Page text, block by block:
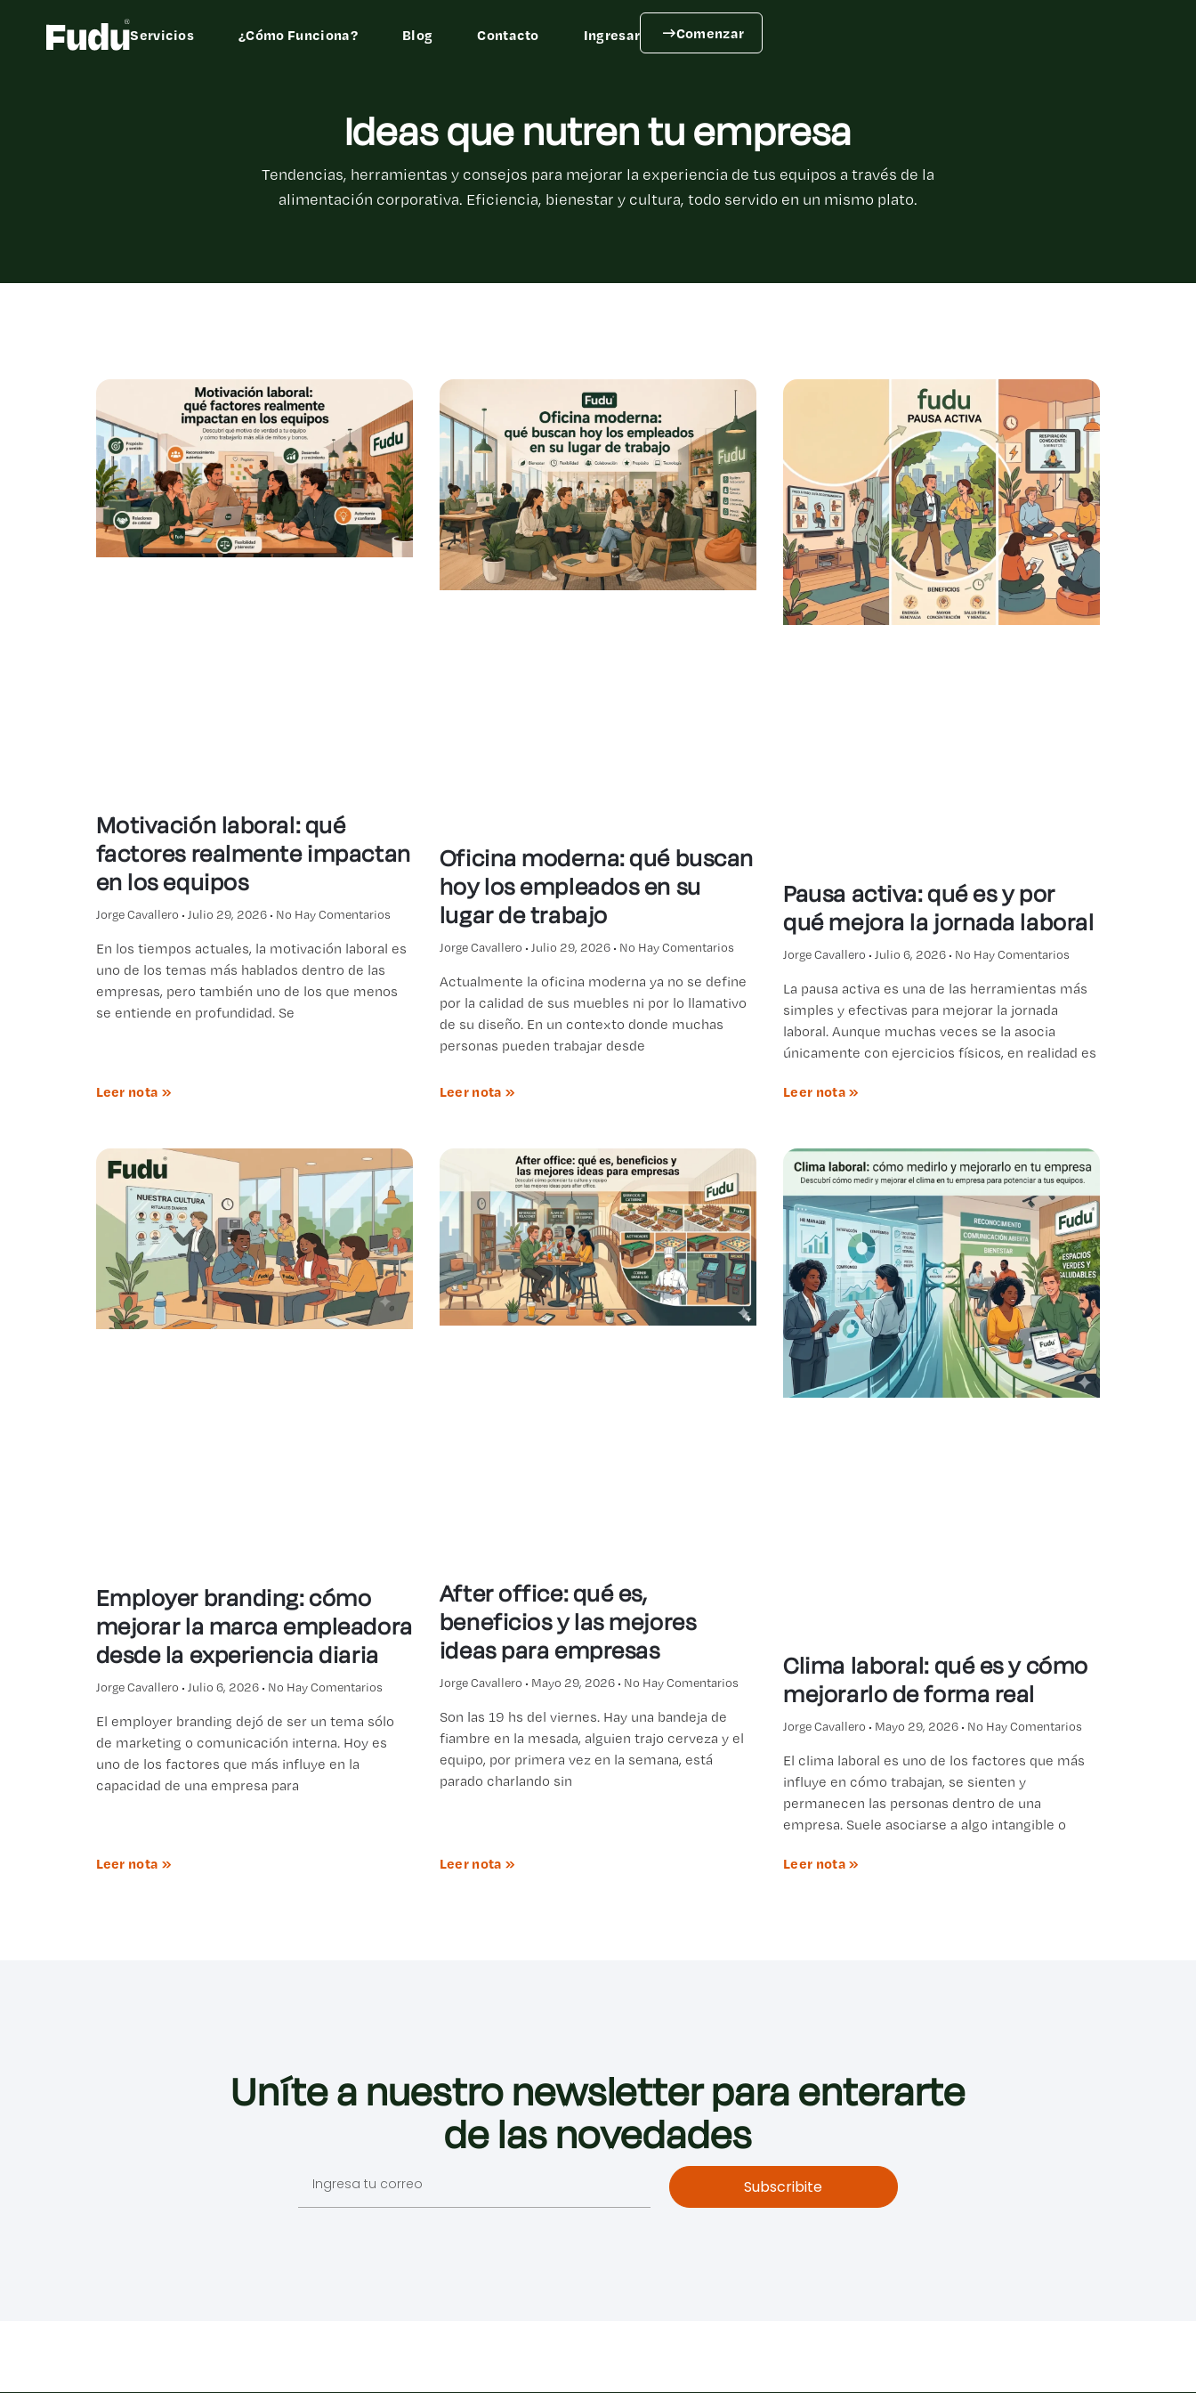
Servicios ¿Cómo Funciona? Blog Contacto Ingresar Comenzar
Ideas que nutren tu empresa
Tendencias, herramientas y consejos para mejorar la experiencia de tus equipos a través de la
alimentación corporativa. Eficiencia, bienestar y cultura, todo servido en un mismo plato.
Motivación laboral: qué
factores realmente impactan
en los equipos
Jorge Cavallero Julio 29, 2026 No Hay Comentarios
En los tiempos actuales, la motivación laboral es
uno de los temas más hablados dentro de las
empresas, pero también uno de los que menos
se entiende en profundidad. Se
Leer nota »
Oficina moderna: qué buscan
hoy los empleados en su
lugar de trabajo
Jorge Cavallero Julio 29, 2026 No Hay Comentarios
Actualmente la oficina moderna ya no se define
por la calidad de sus muebles ni por lo llamativo
de su diseño. En un contexto donde muchas
personas pueden trabajar desde
Leer nota »
Pausa activa: qué es y por
qué mejora la jornada laboral
Jorge Cavallero Julio 6, 2026 No Hay Comentarios
La pausa activa es una de las herramientas más
simples y efectivas para mejorar la jornada
laboral. Aunque muchas veces se la asocia
únicamente con ejercicios físicos, en realidad es
Leer nota »
Employer branding: cómo
mejorar la marca empleadora
desde la experiencia diaria
Jorge Cavallero Julio 6, 2026 No Hay Comentarios
El employer branding dejó de ser un tema sólo
de marketing o comunicación interna. Hoy es
uno de los factores que más influye en la
capacidad de una empresa para
Leer nota »
After office: qué es,
beneficios y las mejores
ideas para empresas
Jorge Cavallero Mayo 29, 2026 No Hay Comentarios
Son las 19 hs del viernes. Hay una bandeja de
fiambre en la mesada, alguien trajo cerveza y el
equipo, por primera vez en la semana, está
parado charlando sin
Leer nota »
Clima laboral: qué es y cómo
mejorarlo de forma real
Jorge Cavallero Mayo 29, 2026 No Hay Comentarios
El clima laboral es uno de los factores que más
influye en cómo trabajan, se sienten y
permanecen las personas dentro de una
empresa. Suele asociarse a algo intangible o
Leer nota »
Uníte a nuestro newsletter para enterarte
de las novedades
Subscribite